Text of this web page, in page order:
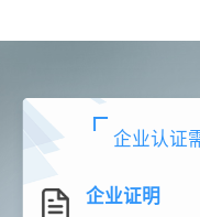
企业认证
企业证明